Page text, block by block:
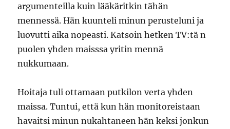
argumenteilla kuin lääkäritkin tähän
mennessä. Hän kuunteli minun perusteluni ja
luovutti aika nopeasti. Katsoin hetken TV:tä n
puolen yhden maisssa yritin mennä
nukkumaan.
Hoitaja tuli ottamaan putkilon verta yhden
maissa. Tuntui, että kun hän monitoreistaan
havaitsi minun nukahtaneen hän keksi jonkun